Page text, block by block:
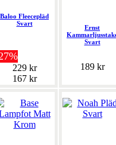
Baloo Fleecepläd
Svart
229 kr
167 kr
Ernst
Svart
189 kr